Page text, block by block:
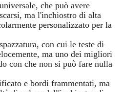
che può avere
ma l'inchiostro di alta
personalizzato per la
con cui le teste di
ma uno dei migliori
con che non si può fare nulla
e bordi frammentati, ma